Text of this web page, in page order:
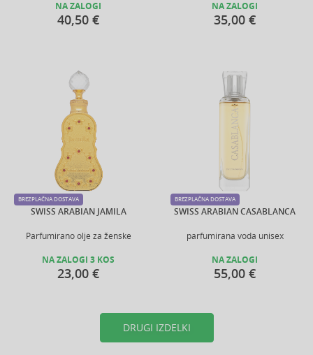
NA ZALOGI
40,50 €
NA ZALOGI
35,00 €
SWISS ARABIAN JAMILA
Parfumirano olje za ženske
BREZPLAČNA DOSTAVA
NA ZALOGI 3 KOS
23,00 €
SWISS ARABIAN CASABLANCA
parfumirana voda unisex
BREZPLAČNA DOSTAVA
NA ZALOGI
55,00 €
DRUGI IZDELKI